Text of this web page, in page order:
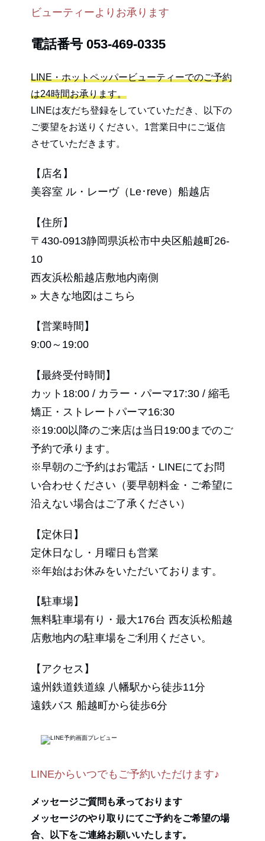
ビューティーよりお承ります
電話番号 053-469-0335
LINE・ホットペッパービューティーでのご予約
は24時間お承ります。
LINEは友だち登録をしていていただき、以下の
ご要望をお送りください。1営業日中にご返信
させていただきます。
【店名】
美容室 ル・レーヴ（Le･reve）船越店
【住所】
〒430-0913静岡県浜松市中央区船越町26-
10
西友浜松船越店敷地内南側
» 大きな地図はこちら
【営業時間】
9:00～19:00
【最終受付時間】
カット18:00 / カラー・パーマ17:30 / 縮毛
矯正・ストレートパーマ16:30
※19:00以降のご来店は当日19:00までのご
予約で承ります。
※早朝のご予約はお電話・LINEにてお問
い合わせください（要早朝料金・ご希望に
沿えない場合はご了承ください）
【定休日】
定休日なし・月曜日も営業
※年始はお休みをいただいております。
【駐車場】
無料駐車場有り・最大176台 西友浜松船越
店敷地内の駐車場をご利用ください。
【アクセス】
遠州鉄道鉄道線 八幡駅から徒歩11分
遠鉄バス 船越町から徒歩6分
LINEからいつでもご予約いただけます♪
メッセージご質問も承っております
メッセージのやり取りにてご予約をご希望の場
合、以下をご連絡お願いいたします。